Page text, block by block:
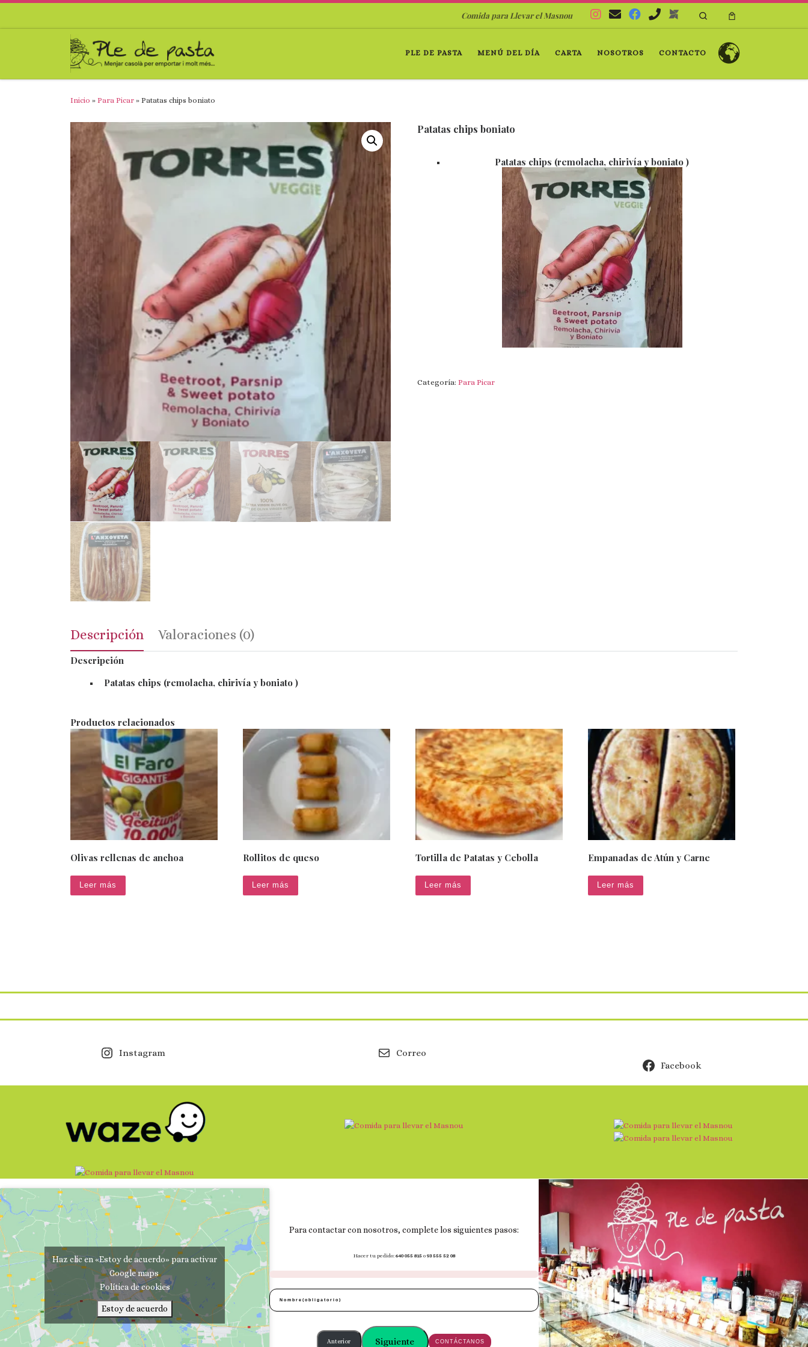
Comida para Llevar el Masnou Search
PLE DE PASTA MENÚ DEL DÍA CARTA NOSOTROS CONTACTO
Inicio » Para Picar » Patatas chips boniato
Patatas chips boniato
Patatas chips (remolacha, chirivía y boniato )
Categoría:Para Picar
Descripción Valoraciones (0)
Descripción
Patatas chips (remolacha, chirivía y boniato )
Productos relacionados
Olivas rellenas de anchoa
Leer más
Rollitos de queso
Leer más
Tortilla de Patatas y Cebolla
Leer más
Empanadas de Atún y Carne
Leer más
Instagram
Correo
Facebook
Haz clic en «Estoy de acuerdo» para activar
Google maps
Política de cookies
Estoy de acuerdo
Para contactar con nosotros, complete los siguientes pasos:
Hacer tu pedido: 640 055 815 o 93 555 52 08
Nombre (obligatorio)
Anterior Siguiente CONTÁCTANOS